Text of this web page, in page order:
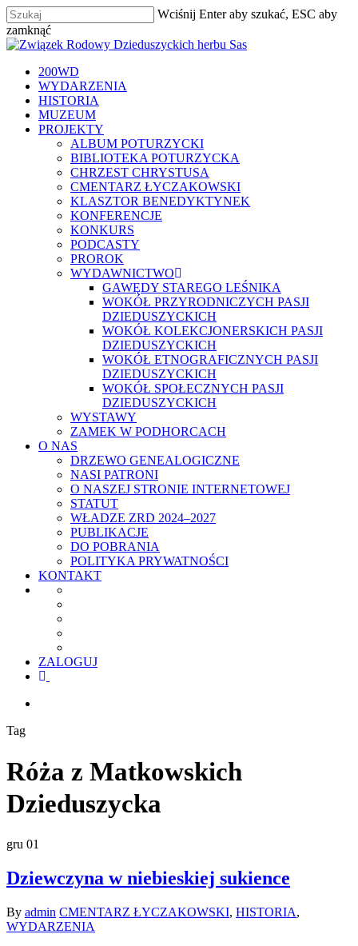
Skip
to
main
Wciśnij Enter aby szukać, ESC aby
zamknąć
Zamknij
szukaj
Menu
200WD
WYDARZENIA
HISTORIA
MUZEUM
PROJEKTY
ALBUM POTURZYCKI
BIBLIOTEKA POTURZYCKA
CHRZEST CHRYSTUSA
CMENTARZ ŁYCZAKOWSKI
KLASZTOR BENEDYKTYNEK
KONFERENCJE
KONKURS
PODCASTY
PROROK
WYDAWNICTWO
GAWĘDY STAREGO LEŚNIKA
WOKÓŁ PRZYRODNICZYCH PASJI
DZIEDUSZYCKICH
WOKÓŁ KOLEKCJONERSKICH PASJI
DZIEDUSZYCKICH
WOKÓŁ ETNOGRAFICZNYCH PASJI
DZIEDUSZYCKICH
WOKÓŁ SPOŁECZNYCH PASJI
DZIEDUSZYCKICH
WYSTAWY
ZAMEK W PODHORCACH
O NAS
DRZEWO GENEALOGICZNE
NASI PATRONI
O NASZEJ STRONIE INTERNETOWEJ
STATUT
WŁADZE ZRD 2024–2027
PUBLIKACJE
DO POBRANIA
POLITYKA PRYWATNOŚCI
KONTAKT
ZALOGUJ
facebook
Tag
Róża z Matkowskich
Dzieduszycka
gru 01
Dziewczyna w niebieskiej sukience
By admin CMENTARZ ŁYCZAKOWSKI, HISTORIA,
WYDARZENIA